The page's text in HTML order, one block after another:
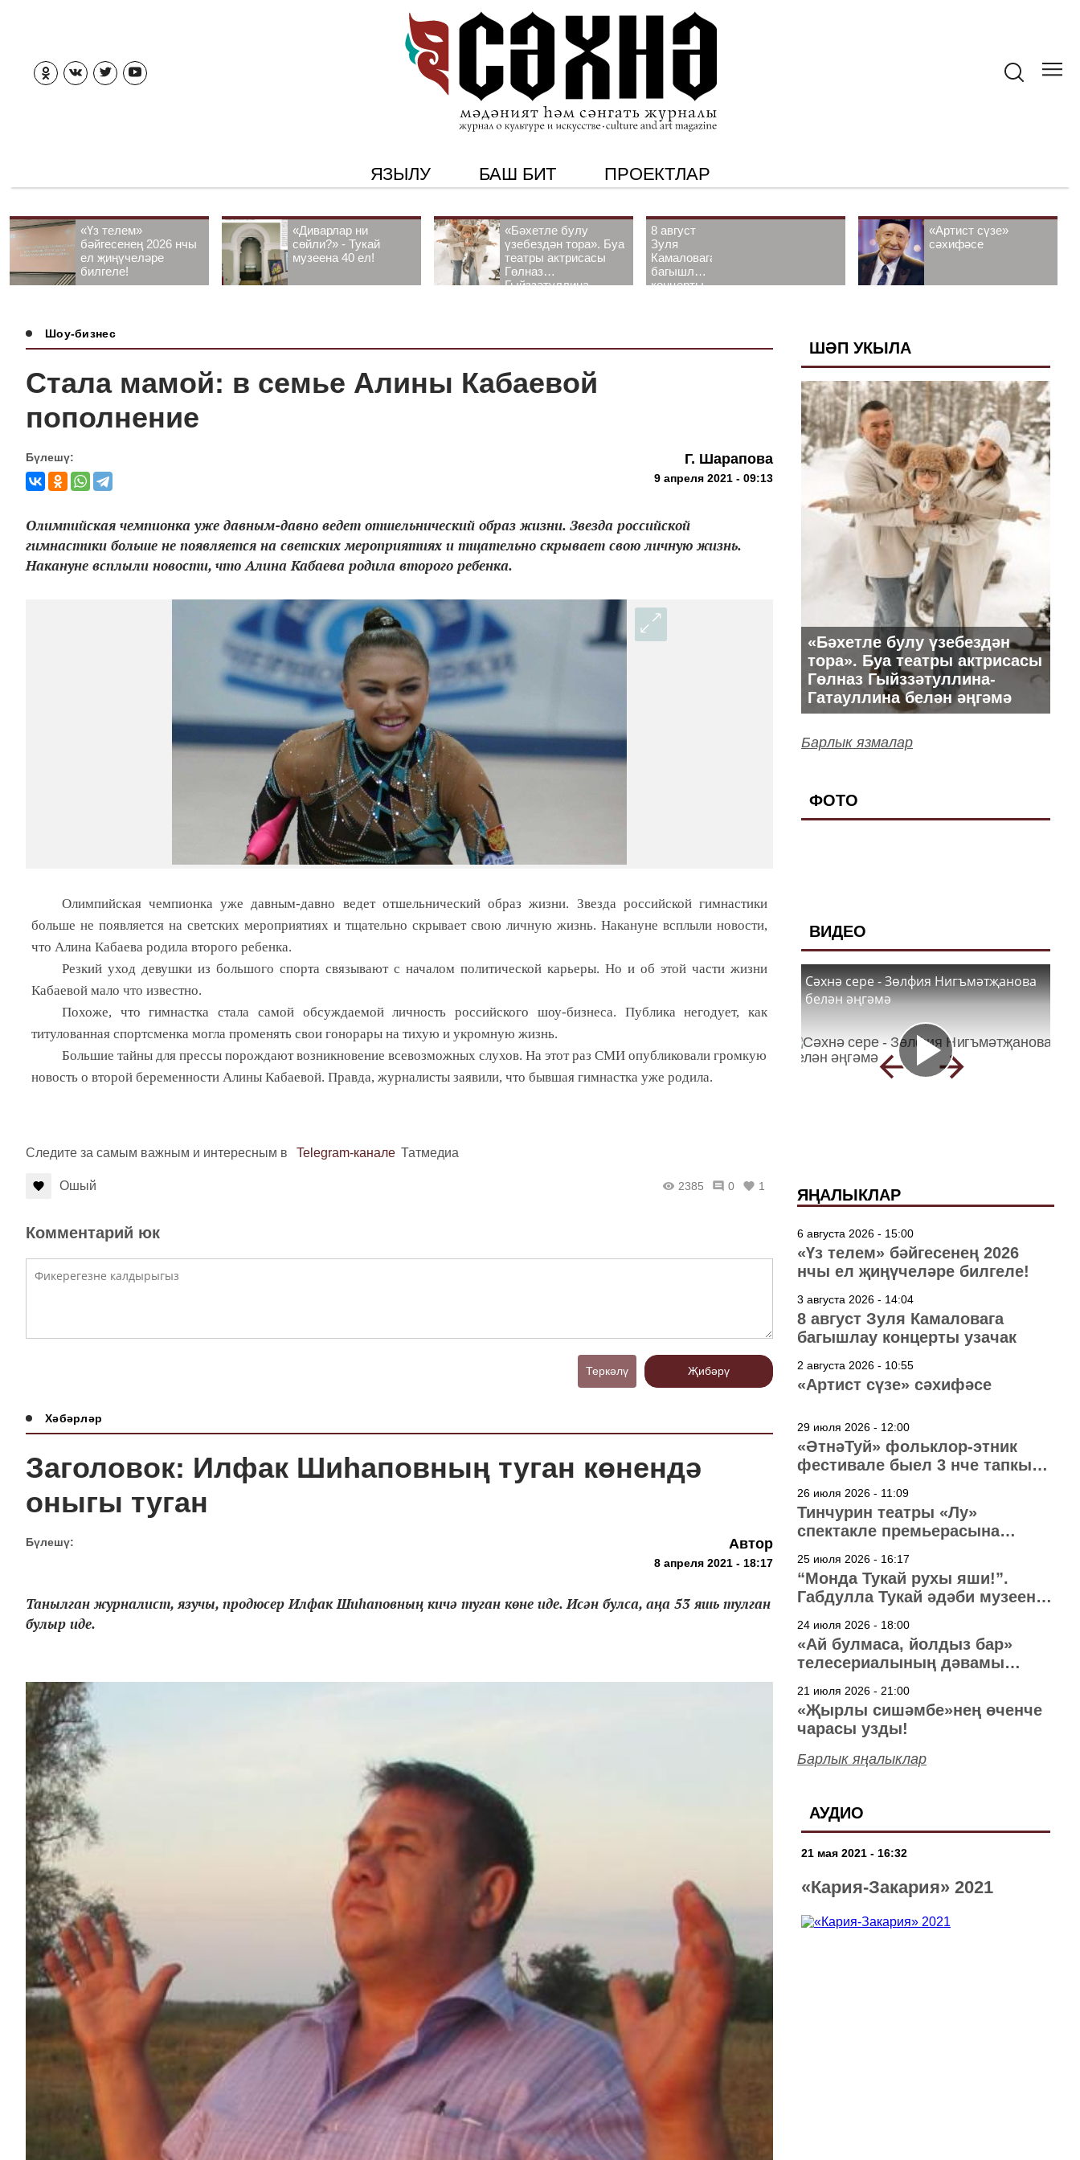
ЯЗЫЛУ БАШ БИТ ПРОЕКТЛАР
«Үз телем»
бәйгесенең 2026 нчы
ел җиңүчеләре
билгеле!
«Диварлар ни
сөйли?» - Тукай
музеена 40 ел!
«Бәхетле булу
үзебездән тора». Буа
театры актрисасы
Гөлназ
Гыйззәтуллина-
8 август
Зуля
Камаловага
багышлау
концерты
«Артист сүзе»
сәхифәсе
Шоу-бизнес
Стала мамой: в семье Алины Кабаевой
пополнение
Бүлешү: Г. Шарапова
9 апреля 2021 - 09:13
Олимпийская чемпионка уже давным-давно ведет отшельнический образ жизни. Звезда российской
гимнастики больше не появляется на светских мероприятиях и тщательно скрывает свою личную жизнь.
Накануне всплыли новости, что Алина Кабаева родила второго ребенка.
Олимпийская чемпионка уже давным-давно ведет отшельнический образ жизни. Звезда российской гимнастики
больше не появляется на светских мероприятиях и тщательно скрывает свою личную жизнь. Накануне всплыли новости,
что Алина Кабаева родила второго ребенка.
Резкий уход девушки из большого спорта связывают с началом политической карьеры. Но и об этой части жизни
Кабаевой мало что известно.
Похоже, что гимнастка стала самой обсуждаемой личность российского шоу-бизнеса. Публика негодует, как
титулованная спортсменка могла променять свои гонорары на тихую и укромную жизнь.
Большие тайны для прессы порождают возникновение всевозможных слухов. На этот раз СМИ опубликовали громкую
новость о второй беременности Алины Кабаевой. Правда, журналисты заявили, что бывшая гимнастка уже родила.
Следите за самым важным и интересным в Telegram-канале Татмедиа
Ошый 2385 0 1
Комментарий юк
Теркәлү Җибәрү
Хәбәрләр
Заголовок: Илфак Шиһаповның туган көнендә
оныгы туган
Бүлешү: Автор
8 апреля 2021 - 18:17
Танылган журналист, язучы, продюсер Илфак Шиһаповның кичә туган көне иде. Исән булса, аңа 53 яшь тулган
булыр иде.
ШӘП УКЫЛА
«Бәхетле булу үзебездән
тора». Буа театры актрисасы
Гөлназ Гыйззәтуллина-
Гатауллина белән әңгәмә
Барлык язмалар
ФОТО
ВИДЕО
Сәхнә сере - Зөлфия Нигъмәтҗанова
белән әңгәмә
ЯҢАЛЫКЛАР
6 августа 2026 - 15:00
«Үз телем» бәйгесенең 2026
нчы ел җиңүчеләре билгеле!
3 августа 2026 - 14:04
8 август Зуля Камаловага
багышлау концерты узачак
2 августа 2026 - 10:55
«Артист сүзе» сәхифәсе
29 июля 2026 - 12:00
«ӘтнәТуй» фольклор-этник
фестивале быел 3 нче тапкыр
26 июля 2026 - 11:09
Тинчурин театры «Лу»
спектакле премьерасына
25 июля 2026 - 16:17
“Монда Тукай рухы яши!”.
Габдулла Тукай әдәби музеена
24 июля 2026 - 18:00
«Ай булмаса, йолдыз бар»
телесериалының дәвамы
21 июля 2026 - 21:00
«Җырлы сишәмбе»нең өченче
чарасы узды!
Барлык яңалыклар
АУДИО
21 мая 2021 - 16:32
«Кария-Закария» 2021